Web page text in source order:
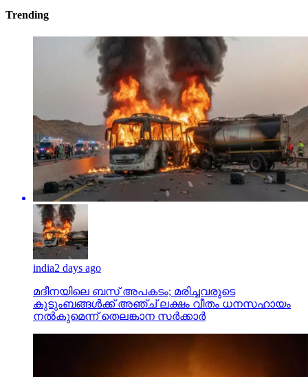
Trending
india2 days ago
മദീനയിലെ ബസ് അപകടം; മരിച്ചവരുടെ
കുടുംബങ്ങള്‍ക്ക് അഞ്ച് ലക്ഷം വീതം ധനസഹായം
നല്‍കുമെന്ന് തെലങ്കാന സര്‍ക്കാര്‍